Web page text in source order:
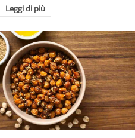
Leggi di più